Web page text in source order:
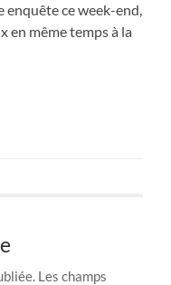
enquête ce week-end,
en même temps à la
Les champs